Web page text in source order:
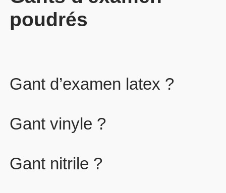
poudrés
Gant d’examen latex ?
Gant vinyle ?
Gant nitrile ?